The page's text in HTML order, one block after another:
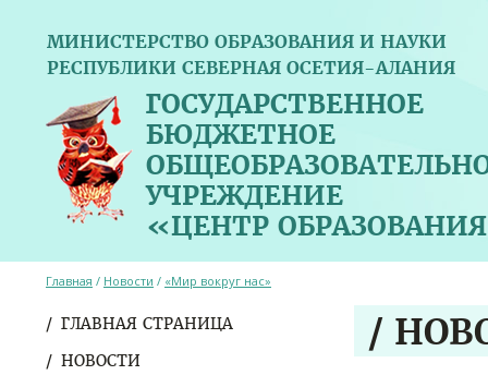
МИНИСТЕРСТВО ОБРАЗОВАНИЯ И НАУКИ
РЕСПУБЛИКИ СЕВЕРНАЯ ОСЕТИЯ-АЛАНИЯ
ГОСУДАРСТВЕННОЕ
БЮДЖЕТНОЕ
УЧРЕЖДЕНИЕ
«ЦЕНТР
ГЛАВНАЯ СТРАНИЦА
НОВОСТИ
Главная / Новости / «Мир вокруг нас»
/